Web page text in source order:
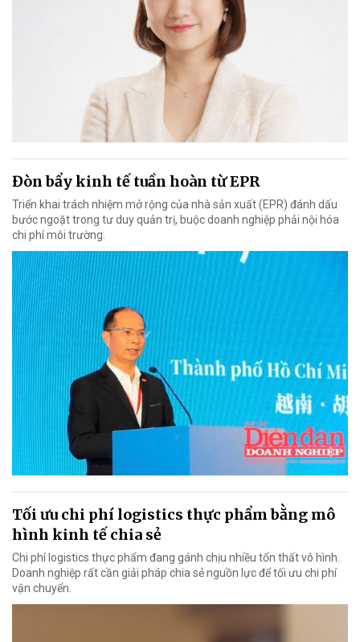
Đòn bẩy kinh tế tuần hoàn từ EPR
Triển khai trách nhiệm mở rộng của nhà sản xuất (EPR) đánh dấu
bước ngoặt trong tư duy quản trị, buộc doanh nghiệp phải nội hóa
chi phí môi trường.
Tối ưu chi phí logistics thực phẩm bằng mô
hình kinh tế chia sẻ
Chi phí logistics thực phẩm đang gánh chịu nhiều tổn thất vô hình.
Doanh nghiệp rất cần giải pháp chia sẻ nguồn lực để tối ưu chi phí
vận chuyển.